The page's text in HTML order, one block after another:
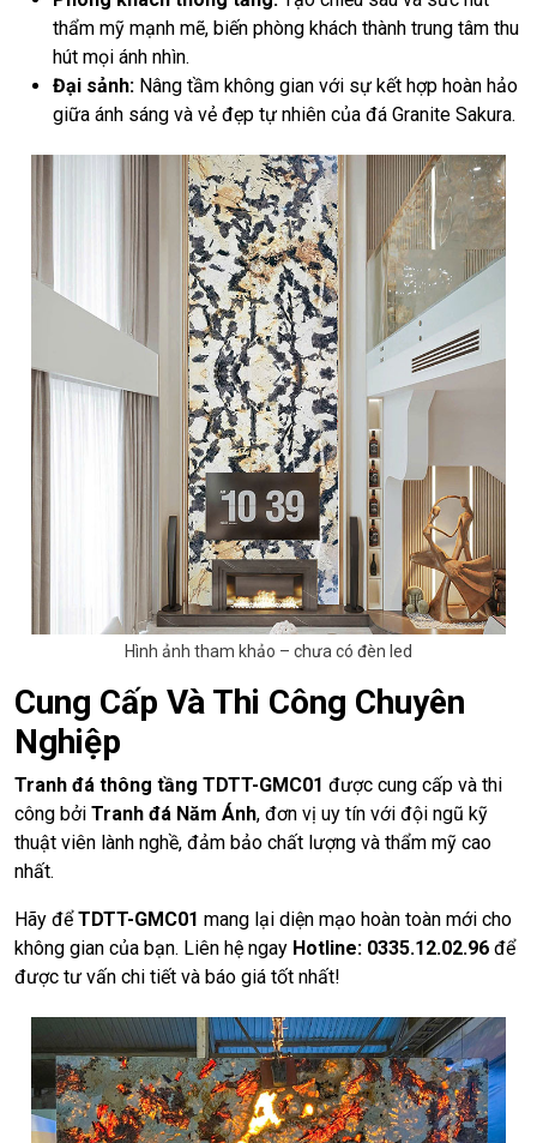
thẩm mỹ mạnh mẽ, biến phòng khách thành trung tâm thu
hút mọi ánh nhìn.
Đại sảnh: Nâng tầm không gian với sự kết hợp hoàn hảo
giữa ánh sáng và vẻ đẹp tự nhiên của đá Granite Sakura.
Hình ảnh tham khảo – chưa có đèn led
Cung Cấp Và Thi Công Chuyên
Nghiệp
Tranh đá thông tầng TDTT-GMC01 được cung cấp và thi
công bởi Tranh đá Năm Ánh, đơn vị uy tín với đội ngũ kỹ
thuật viên lành nghề, đảm bảo chất lượng và thẩm mỹ cao
nhất.
Hãy đểTDTT-GMC01 mang lại diện mạo hoàn toàn mới cho
không gian của bạn. Liên hệ ngay Hotline: 0335.12.02.96 để
được tư vấn chi tiết và báo giá tốt nhất!